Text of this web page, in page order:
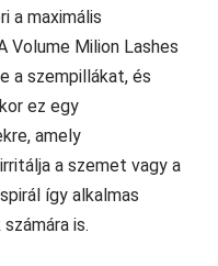
a maximális
Volume Milion Lashes
a szempillákat, és
ez egy
amely
a szemet vagy a
így alkalmas
is.